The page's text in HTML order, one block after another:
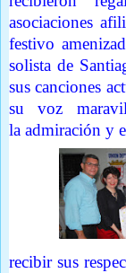
asociaciones
festivo
solista de
sus canciones
su voz
la admiración y
recibir sus